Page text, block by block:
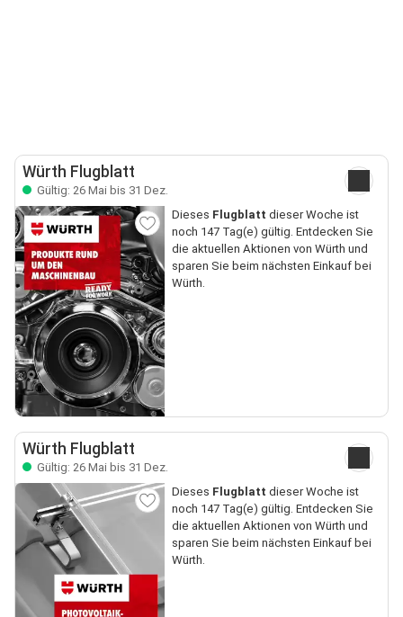
Würth Flugblatt
Gültig: 26 Mai bis 31 Dez.
Dieses Flugblatt dieser Woche ist
noch 147 Tag(e) gültig. Entdecken Sie
die aktuellen Aktionen von Würth und
sparen Sie beim nächsten Einkauf bei
Würth.
Würth Flugblatt
Gültig: 26 Mai bis 31 Dez.
Dieses Flugblatt dieser Woche ist
noch 147 Tag(e) gültig. Entdecken Sie
die aktuellen Aktionen von Würth und
sparen Sie beim nächsten Einkauf bei
Würth.